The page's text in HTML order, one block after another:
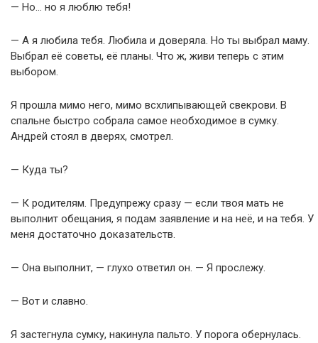
— Но… но я люблю тебя!
— А я любила тебя. Любила и доверяла. Но ты выбрал маму.
Выбрал её советы, её планы. Что ж, живи теперь с этим
выбором.
Я прошла мимо него, мимо всхлипывающей свекрови. В
спальне быстро собрала самое необходимое в сумку.
Андрей стоял в дверях, смотрел.
— Куда ты?
— К родителям. Предупрежу сразу — если твоя мать не
выполнит обещания, я подам заявление и на неё, и на тебя. У
меня достаточно доказательств.
— Она выполнит, — глухо ответил он. — Я прослежу.
— Вот и славно.
Я застегнула сумку, накинула пальто. У порога обернулась.